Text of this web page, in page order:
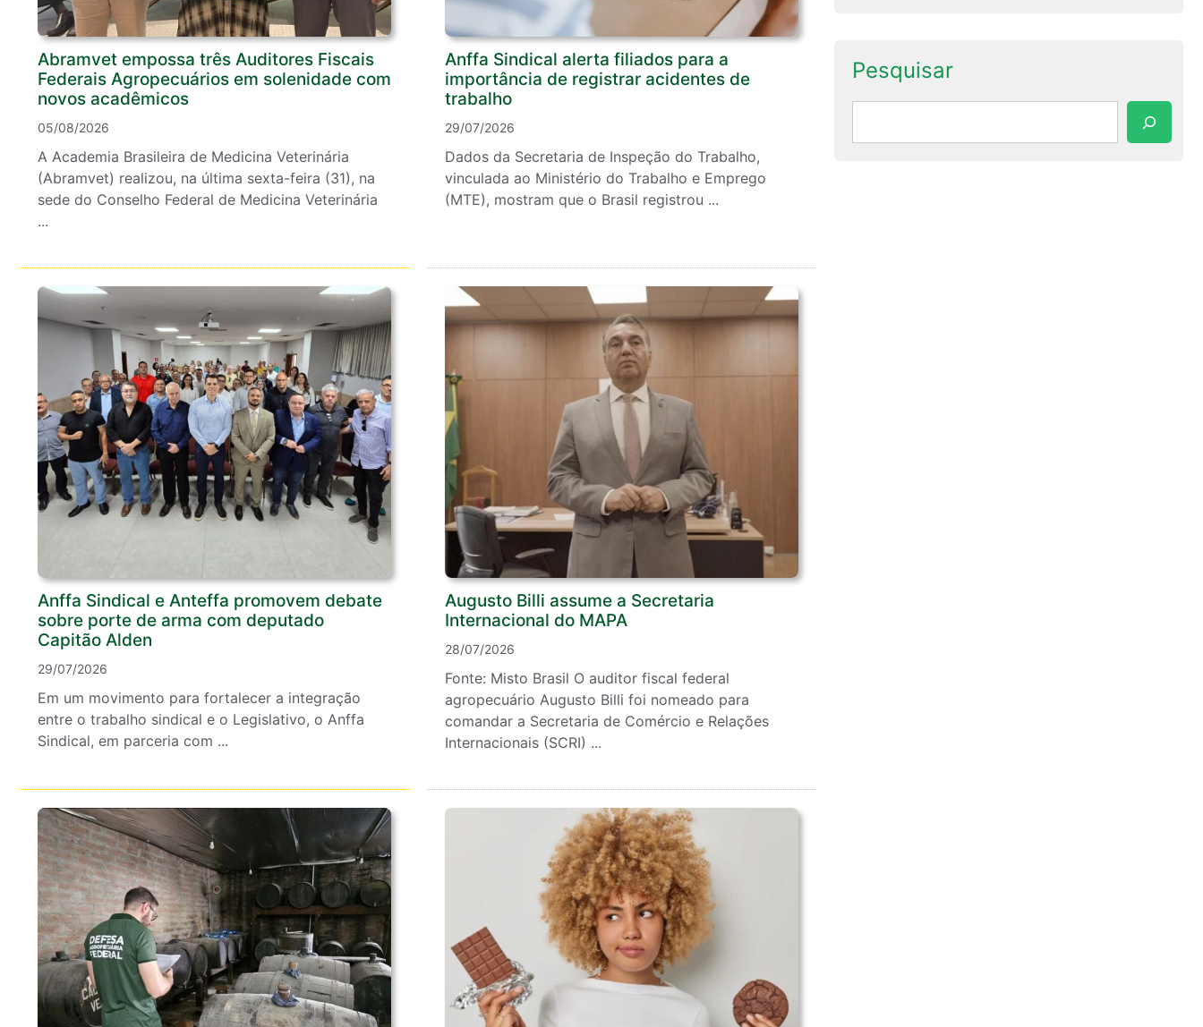
Abramvet empossa três Auditores Fiscais
Federais Agropecuários em solenidade com
novos acadêmicos
05/08/2026
A Academia Brasileira de Medicina Veterinária
(Abramvet) realizou, na última sexta-feira (31), na
sede do Conselho Federal de Medicina Veterinária
...
Anffa Sindical alerta filiados para a
importância de registrar acidentes de
trabalho
29/07/2026
Dados da Secretaria de Inspeção do Trabalho,
vinculada ao Ministério do Trabalho e Emprego
(MTE), mostram que o Brasil registrou ...
Anffa Sindical e Anteffa promovem debate
sobre porte de arma com deputado
Capitão Alden
29/07/2026
Em um movimento para fortalecer a integração
entre o trabalho sindical e o Legislativo, o Anffa
Sindical, em parceria com ...
Augusto Billi assume a Secretaria
Internacional do MAPA
28/07/2026
Fonte: Misto Brasil O auditor fiscal federal
agropecuário Augusto Billi foi nomeado para
comandar a Secretaria de Comércio e Relações
Internacionais (SCRI) ...
Pesquisar